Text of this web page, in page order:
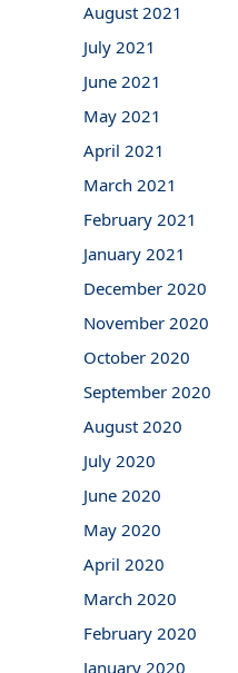
August 2021
July 2021
June 2021
May 2021
April 2021
March 2021
February 2021
January 2021
December 2020
November 2020
October 2020
September 2020
August 2020
July 2020
June 2020
May 2020
April 2020
March 2020
February 2020
January 2020